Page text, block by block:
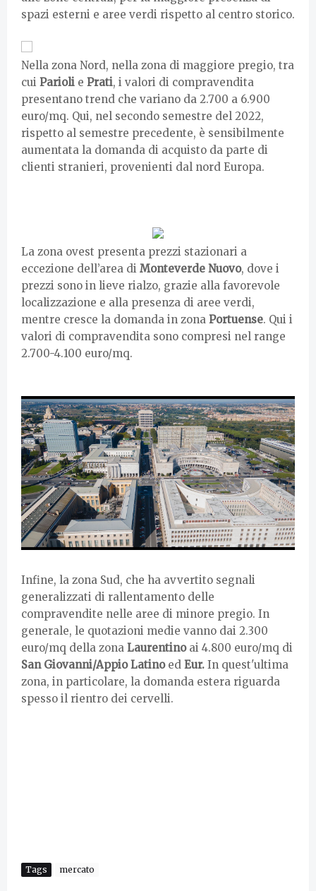
spazi esterni e aree verdi rispetto al centro storico.
Nella zona Nord, nella zona di maggiore pregio, tra
cui Parioli e Prati, i valori di compravendita
presentano trend che variano da 2.700 a 6.900
euro/mq. Qui, nel secondo semestre del 2022,
rispetto al semestre precedente, è sensibilmente
aumentata la domanda di acquisto da parte di
clienti stranieri, provenienti dal nord Europa.
La zona ovest presenta prezzi stazionari a
eccezione dell’area di Monteverde Nuovo, dove i
prezzi sono in lieve rialzo, grazie alla favorevole
localizzazione e alla presenza di aree verdi,
mentre cresce la domanda in zona Portuense. Qui i
valori di compravendita sono compresi nel range
2.700-4.100 euro/mq.
Infine, la zona Sud, che ha avvertito segnali
generalizzati di rallentamento delle
compravendite nelle aree di minore pregio. In
generale, le quotazioni medie vanno dai 2.300
euro/mq della zona Laurentinoai 4.800 euro/mq di
San Giovanni/Appio Latinoed Eur. In quest'ultima
zona, in particolare, la domanda estera riguarda
spesso il rientro dei cervelli.
Tags mercato